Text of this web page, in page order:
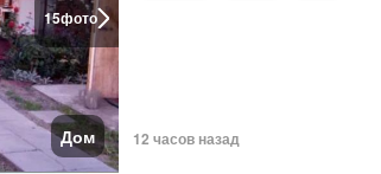
15фото
Дом 12 часов назад